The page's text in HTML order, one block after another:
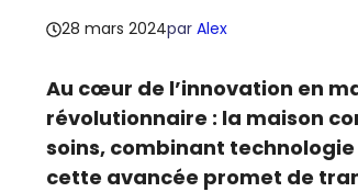
28 mars 2024par Alex
Au cœur de l’innovation en
révolutionnaire : la maison
soins, combinant
cette avancée promet de